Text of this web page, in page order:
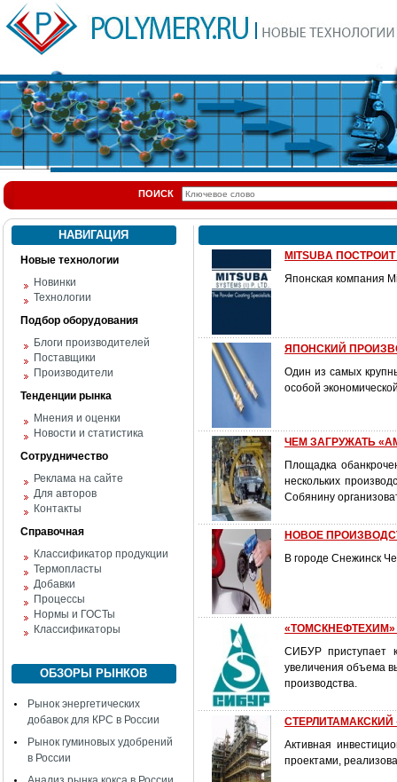
ПОИСК
НАВИГАЦИЯ
Новые технологии
Новинки
Технологии
Подбор оборудования
Блоги производителей
Поставщики
Производители
Тенденции рынка
Мнения и оценки
Новости и статистика
Сотрудничество
Реклама на сайте
Для авторов
Контакты
Справочная
Классификатор продукции
Термопласты
Добавки
Процессы
Нормы и ГОСТы
Классификаторы
ОБЗОРЫ РЫНКОВ
Рынок энергетических
добавок для КРС в России
Рынок гуминовых удобрений
в России
MITSUBA
Японская компания
ЯПОНСКИЙ
Один из самых
особой
ЧЕМ ЗАГРУЖАТЬ
Площадка
нескольких
Собянину
НОВОЕ
В городе Снежинск
СИБУР приступает
увеличения объема
производства.
СТЕРЛИТАМАКСКИЙ
Активная
проектами,